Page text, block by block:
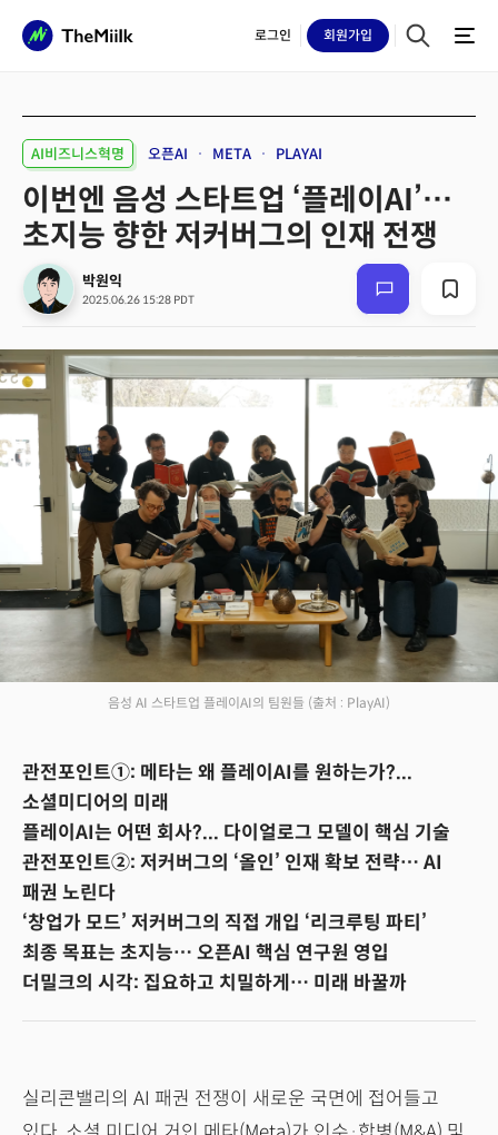
로그인 회원가입
AI비즈니스혁명 오픈AI META PLAYAI
이번엔 음성 스타트업 ‘플레이AI’…
초지능 향한 저커버그의 인재 전쟁
박원익
2025.06.26 15:28 PDT
음성 AI 스타트업 플레이AI의 팀원들 (출처 : PlayAI)
관전포인트①: 메타는 왜 플레이AI를 원하는가?...
소셜미디어의 미래
플레이AI는 어떤 회사?... 다이얼로그 모델이 핵심 기술
관전포인트②: 저커버그의 ‘올인’ 인재 확보 전략… AI
패권 노린다
‘창업가 모드’ 저커버그의 직접 개입 ‘리크루팅 파티’
최종 목표는 초지능… 오픈AI 핵심 연구원 영입
더밀크의 시각: 집요하고 치밀하게… 미래 바꿀까
실리콘밸리의 AI 패권 전쟁이 새로운 국면에 접어들고